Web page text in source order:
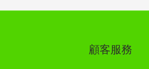
顧客服務